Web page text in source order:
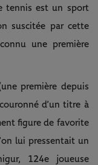
tennis est un sport
suscitée par cette
une première
première depuis
d’un titre à
figure de favorite
lui pressentait un
124e joueuse